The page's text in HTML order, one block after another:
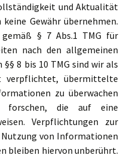
und Aktualität
Gewähr übernehmen.
§ 7 Abs.1 TMG für
nach den allgemeinen
8 bis 10 TMG sind wir als
verpflichtet, übermittelte
zu überwachen
forschen, die auf eine
Verpflichtungen zur
von Informationen
bleiben hiervon unberührt.